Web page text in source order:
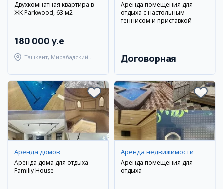
Двухкомнатная квартира в
ЖК Parkwood, 63 м2
180 000 y.e
Ташкент, Мирабадский
Аренда помещения для
отдыха с настольным
теннисом и приставкой
Договорная
Аренда домов
Аренда дома для отдыха
Familiy House
Аренда недвижимости
Аренда помещения для
отдыха